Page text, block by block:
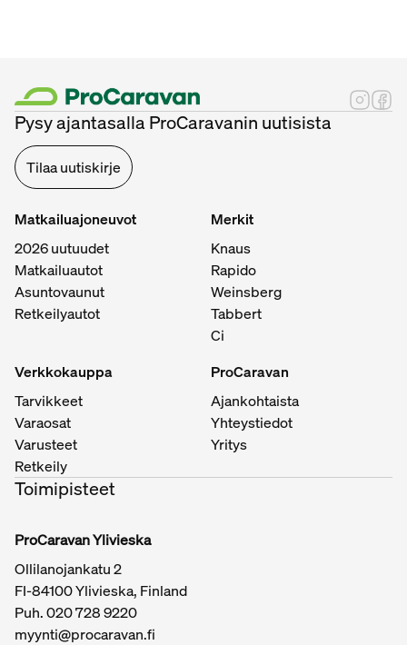
Pysy ajantasalla ProCaravanin uutisista
Tilaa uutiskirje
Matkailuajoneuvot
2026 uutuudet
Matkailuautot
Asuntovaunut
Retkeilyautot
Merkit
Knaus
Rapido
Weinsberg
Tabbert
Ci
Verkkokauppa
Tarvikkeet
Varaosat
Varusteet
Retkeily
ProCaravan
Ajankohtaista
Yhteystiedot
Yritys
Toimipisteet
ProCaravan Ylivieska
Ollilanojankatu 2
FI-84100 Ylivieska, Finland
Puh.020 728 9220
myynti@procaravan.fi